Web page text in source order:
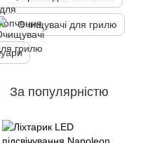
Очищувачі для грилю
За популярністю